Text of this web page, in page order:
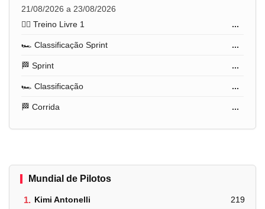
21/08/2026 a 23/08/2026
🏋️‍♂️ Treino Livre 1
...
🏎️ Classificação Sprint ...
🏁 Sprint ...
🏎️ Classificação ...
🏁 Corrida ...
Mundial de Pilotos
1. Kimi Antonelli 219